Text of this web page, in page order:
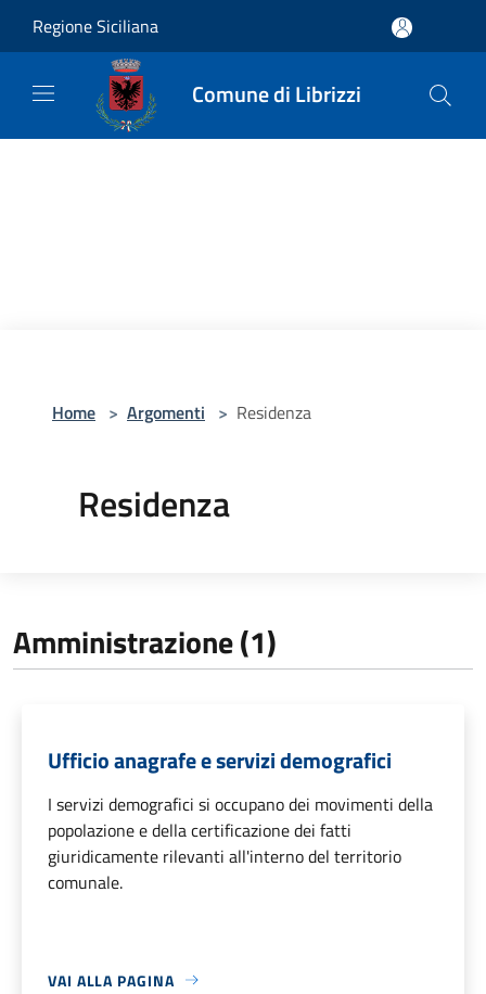
Regione Siciliana
Comune di Librizzi
Home > Argomenti > Residenza
Residenza
Amministrazione (1)
Ufficio anagrafe e servizi demografici
I servizi demografici si occupano dei movimenti della
popolazione e della certificazione dei fatti
giuridicamente rilevanti all'interno del territorio
comunale.
VAI ALLA PAGINA